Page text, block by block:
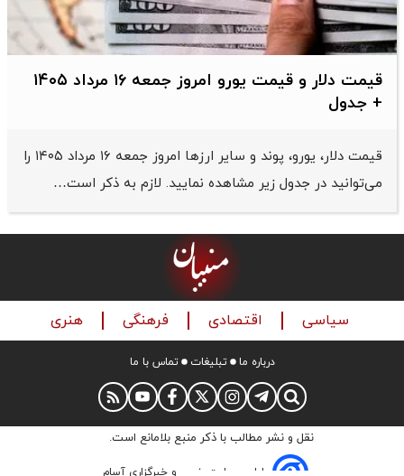
قیمت دلار و قیمت یورو امروز جمعه ۱۶ مرداد ۱۴۰۵
+ جدول
قیمت دلار، یورو، پوند و سایر ارز‌ها امروز جمعه ۱۶ مرداد ۱۴۰۵ را
می‌توانید در جدول زیر مشاهده نمایید. لازم به ذکر است…
سیاسی اقتصادی فرهنگی هنری
درباره ما تبلیغات تماس با ما
نقل و نشر مطالب با ذکر منبع بلامانع است.
طراحی سایت خبری و خبرگزاری آسام